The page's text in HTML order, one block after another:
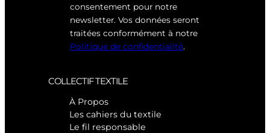
consentement pour notre
newsletter. Vos données seront
traitées conformément à notre
Politique de confidentialité.
COLLECTIF TEXTILE
À Propos
Les cahiers du textile
Le fil responsable